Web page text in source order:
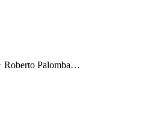
Roberto Palomba…